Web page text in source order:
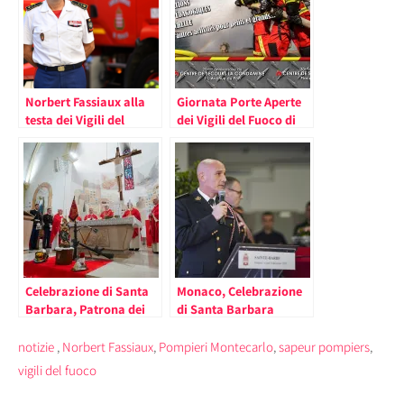
Norbert Fassiaux alla
testa dei Vigili del
Giornata Porte Aperte
dei Vigili del Fuoco di
ed Animazioni per
Bambini
Celebrazione di Santa
Barbara, Patrona dei
Monaco, Celebrazione
di Santa Barbara
Fuoco
notizie , Norbert Fassiaux, Pompieri Montecarlo,sapeur pompiers,
vigili del fuoco